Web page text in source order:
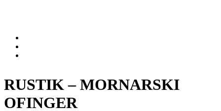
RUSTIK – MORNARSKI
OFINGER